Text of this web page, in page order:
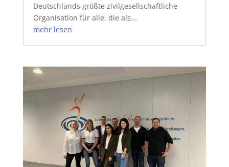
Deutschlands größte zivilgesellschaftliche
Organisation für alle, die als...
mehr lesen